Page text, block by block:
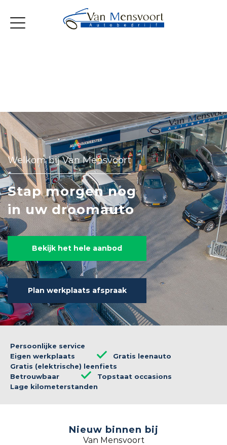
Welkom bij Van Mensvoort
Stap morgen nog
in uw droomauto
Bekijk het hele aanbod
Plan werkplaats afspraak
Persoonlijke service
Eigen werkplaats
Gratis leenauto
Gratis (elektrische) leenfiets
Betrouwbaar
Topstaat occasions
Lage kilometerstanden
Nieuw binnen bij
Van Mensvoort